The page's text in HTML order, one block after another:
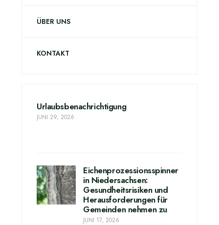
ÜBER UNS
KONTAKT
Urlaubsbenachrichtigung
JUNI 29, 2026
Eichenprozessionsspinner
in Niedersachsen:
Gesundheitsrisiken und
Herausforderungen für
Gemeinden nehmen zu
JUNI 17, 2026